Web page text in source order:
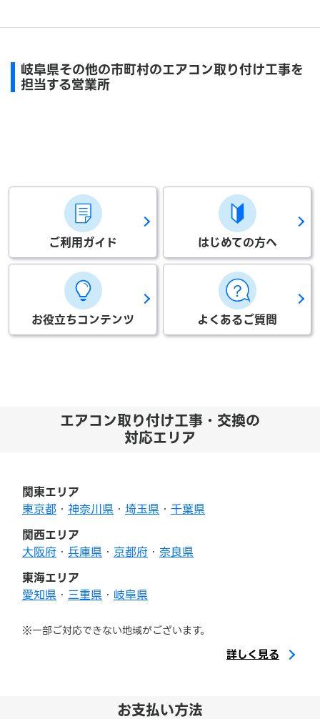
岐阜県その他の市町村のエアコン取り付け工事を
担当する営業所
ご利用ガイド はじめての方へ
お役立ちコンテンツ よくあるご質問
エアコン取り付け工事・交換の
対応エリア
関東エリア
東京都 ・ 神奈川県 ・ 埼玉県 ・ 千葉県
関西エリア
大阪府 ・ 兵庫県 ・ 京都府 ・ 奈良県
東海エリア
愛知県 ・ 三重県 ・ 岐阜県
※一部ご対応できない地域がございます。
詳しく見る
お支払い方法